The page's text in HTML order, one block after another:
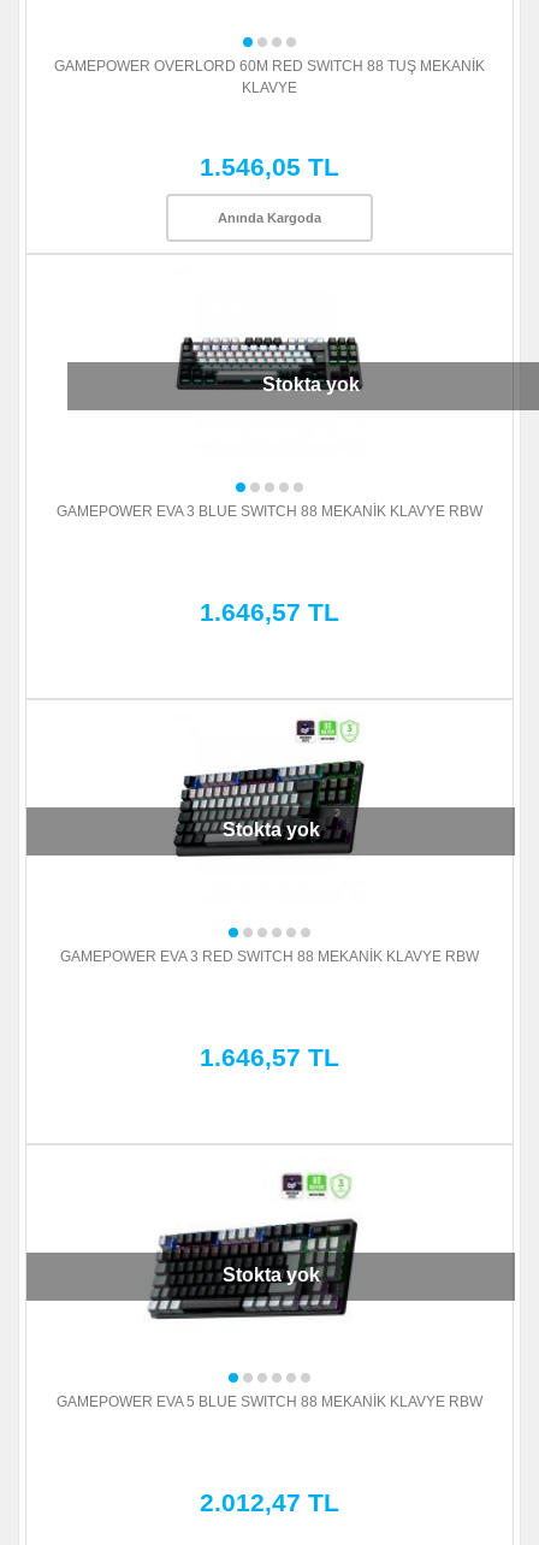
GAMEPOWER OVERLORD 60M RED SWITCH 88 TUŞ MEKANİK
KLAVYE
1.546,05 TL
Anında Kargoda
Stokta yok
GAMEPOWER EVA 3 BLUE SWITCH 88 MEKANİK KLAVYE RBW
1.646,57 TL
Stokta yok
GAMEPOWER EVA 3 RED SWITCH 88 MEKANİK KLAVYE RBW
1.646,57 TL
Stokta yok
GAMEPOWER EVA 5 BLUE SWITCH 88 MEKANİK KLAVYE RBW
2.012,47 TL